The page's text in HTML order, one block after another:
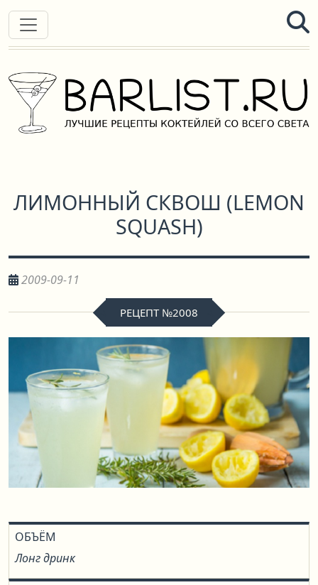
ЛИМОННЫЙ СКВОШ (LEMON
SQUASH)
2009-09-11
РЕЦЕПТ №2008
ОБЪЁМ
Лонг дринк